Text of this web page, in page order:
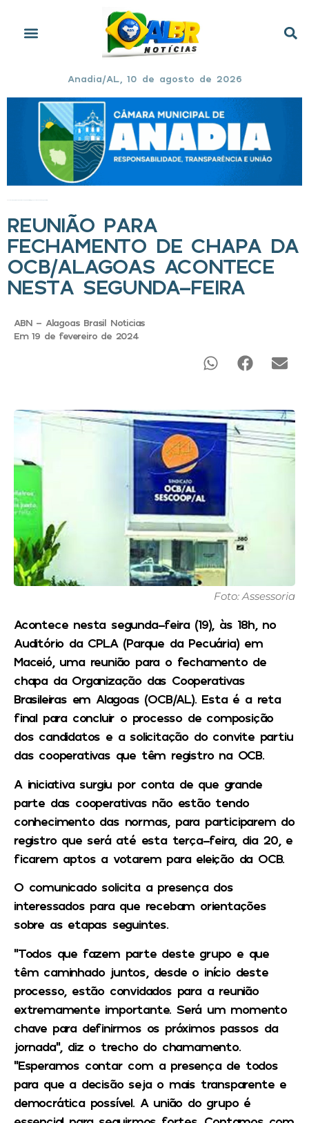
Anadia/AL, 10 de agosto de 2026
REUNIÃO PARA
FECHAMENTO DE CHAPA DA
OCB/ALAGOAS ACONTECE
NESTA SEGUNDA-FEIRA
ABN - Alagoas Brasil Noticias
Em 19 de fevereiro de 2024
Foto: Assessoria
Acontece nesta segunda-feira (19), às 18h, no
Auditório da CPLA (Parque da Pecuária) em
Maceió, uma reunião para o fechamento de
chapa da Organização das Cooperativas
Brasileiras em Alagoas (OCB/AL). Esta é a reta
final para concluir o processo de composição
dos candidatos e a solicitação do convite partiu
das cooperativas que têm registro na OCB.
A iniciativa surgiu por conta de que grande
parte das cooperativas não estão tendo
conhecimento das normas, para participarem do
registro que será até esta terça-feira, dia 20, e
ficarem aptos a votarem para eleição da OCB.
O comunicado solicita a presença dos
interessados para que recebam orientações
sobre as etapas seguintes.
“Todos que fazem parte deste grupo e que
têm caminhado juntos, desde o início deste
processo, estão convidados para a reunião
extremamente importante. Será um momento
chave para definirmos os próximos passos da
jornada”, diz o trecho do chamamento.
“Esperamos contar com a presença de todos
para que a decisão seja o mais transparente e
democrática possível. A união do grupo é